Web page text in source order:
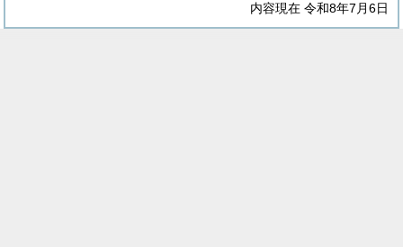
内容現在 令和8年7月6日